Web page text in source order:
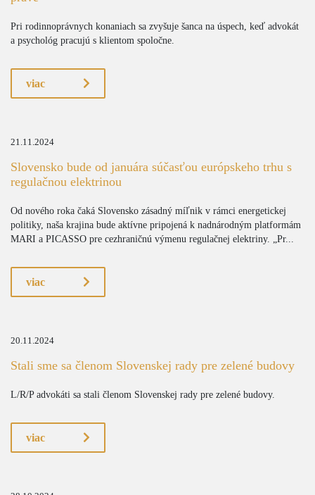
Pri rodinnoprávnych konaniach sa zvyšuje šanca na úspech, keď advokát
a psychológ pracujú s klientom spoločne.
viac
21.11.2024
Slovensko bude od januára súčasťou európskeho trhu s
regulačnou elektrinou
Od nového roka čaká Slovensko zásadný míľnik v rámci energetickej
politiky, naša krajina bude aktívne pripojená k nadnárodným platformám
MARI a PICASSO pre cezhraničnú výmenu regulačnej elektriny. „Pr...
viac
20.11.2024
Stali sme sa členom Slovenskej rady pre zelené budovy
L/R/P advokáti sa stali členom Slovenskej rady pre zelené budovy.
viac